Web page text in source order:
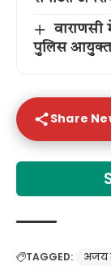
वाराणसी
पुलिस आयुक्त
Share
TAGGED: अजय